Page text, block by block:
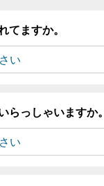
てますか。
らっしゃいますか。